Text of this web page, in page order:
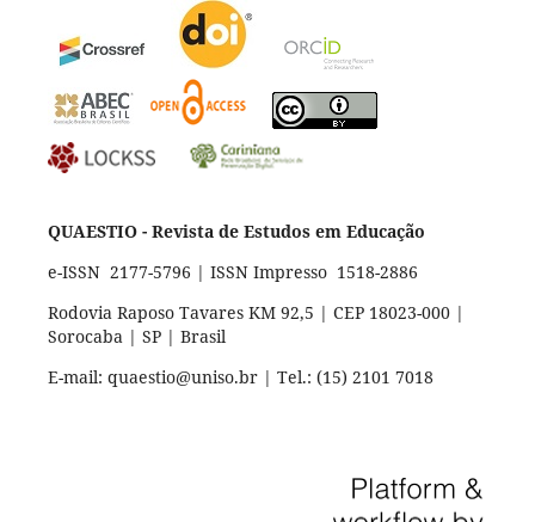
QUAESTIO - Revista de Estudos em Educação
e-ISSN 2177-5796 | ISSN Impresso 1518-2886
Rodovia Raposo Tavares KM 92,5 | CEP 18023-000 |
Sorocaba | SP | Brasil
E-mail: quaestio@uniso.br | Tel.: (15) 2101 7018